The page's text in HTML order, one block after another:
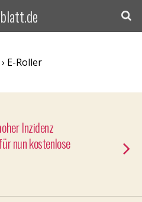
E-Roller
Inzidenz
nun kostenlose